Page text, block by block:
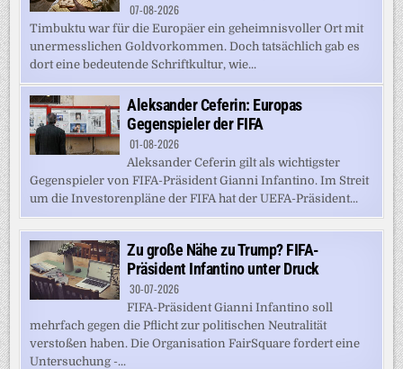
07-08-2026
Timbuktu war für die Europäer ein geheimnisvoller Ort mit
unermesslichen Goldvorkommen. Doch tatsächlich gab es
dort eine bedeutende Schriftkultur, wie...
Aleksander Ceferin: Europas
Gegenspieler der FIFA
01-08-2026
Aleksander Ceferin gilt als wichtigster
Gegenspieler von FIFA-Präsident Gianni Infantino. Im Streit
um die Investorenpläne der FIFA hat der UEFA-Präsident...
Zu große Nähe zu Trump? FIFA-
Präsident Infantino unter Druck
30-07-2026
FIFA-Präsident Gianni Infantino soll
mehrfach gegen die Pflicht zur politischen Neutralität
verstoßen haben. Die Organisation FairSquare fordert eine
Untersuchung -...